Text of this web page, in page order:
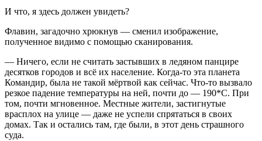
И что, я здесь должен увидеть?
Флавин, загадочно хрюкнув — сменил изображение,
полученное видимо с помощью сканирования.
— Ничего, если не считать застывших в ледяном панцире
десятков городов и всё их население. Когда-то эта планета
Командир, была не такой мёртвой как сейчас. Что-то вызвало
резкое падение температуры на ней, почти до — 190*С. При
том, почти мгновенное. Местные жители, застигнутые
врасплох на улице — даже не успели спрятаться в своих
домах. Так и остались там, где были, в этот день страшного
суда.